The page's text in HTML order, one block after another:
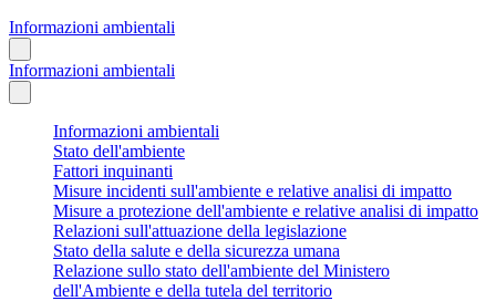
Informazioni ambientali
Informazioni ambientali
Informazioni ambientali
Stato dell'ambiente
Fattori inquinanti
Misure incidenti sull'ambiente e relative analisi di impatto
Misure a protezione dell'ambiente e relative analisi di impatto
Relazioni sull'attuazione della legislazione
Stato della salute e della sicurezza umana
Relazione sullo stato dell'ambiente del Ministero
dell'Ambiente e della tutela del territorio